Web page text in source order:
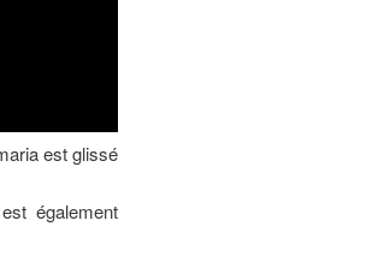
est glissé
également